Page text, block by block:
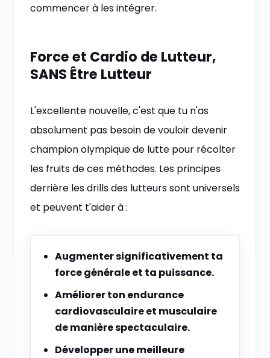
commencer à les intégrer.
Force et Cardio de Lutteur,
SANS Être Lutteur
L'excellente nouvelle, c'est que tu n'as
absolument pas besoin de vouloir devenir
champion olympique de lutte pour récolter
les fruits de ces méthodes. Les principes
derrière les drills des lutteurs sont universels
et peuvent t'aider à :
Augmenter significativement ta
force générale et ta puissance.
Améliorer ton endurance
cardiovasculaire et musculaire
de manière spectaculaire.
Développer une meilleure